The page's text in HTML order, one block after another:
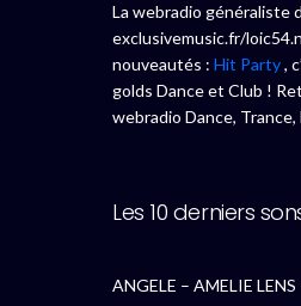
La webradio généraliste
exclusivemusic.fr/
nouveautés : Hit Party,
golds Dance et Club !
webradio Dance,
Les 10 derniers
ANGELE – AMELIE LENS